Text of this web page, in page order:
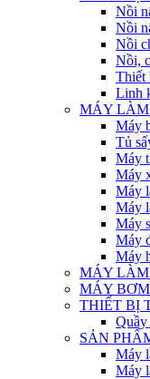
Nồi
Nồi
Nồi
Nồi,
Thiết
Linh
MÁY
Máy
Tủ
Máy
Máy
Máy
Máy
Máy
Máy
Máy
MÁY
MÁY
THIẾT BỊ
Quầy
SẢN
Máy
Máy